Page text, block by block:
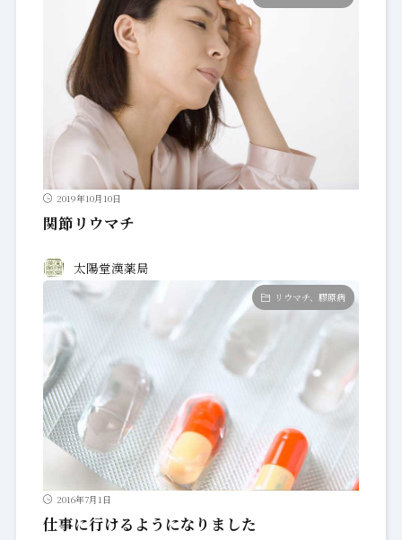
2019年10月10日
関節リウマチ
太陽堂漢薬局
リウマチ、膠原病
2016年7月1日
仕事に行けるようになりました